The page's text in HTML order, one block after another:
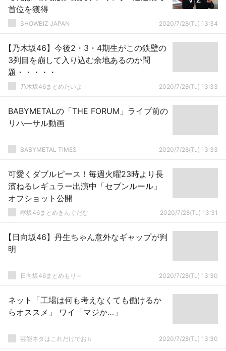
首位を獲得
SHOWBIZ JAPAN 2020/7/28(Tu) 13:34
【乃木坂46】今後2・3・4期生がこの鉄壁の
3列目を崩して入り込む余地あるのか問
題・・・・・
乃木坂46まとめたいよ 2020/7/28(Tu) 13:33
BABYMETALの「THE FORUM」ライブ前の
リハ―サル動画
BABYMETAL TIMES 2020/7/28(Tu) 13:33
可愛くダブルピース！毎週火曜23時より長
濱ねるレギュラー出演中「セブンルール」
オフショット公開
欅坂46まとめきんぐだむ 2020/7/28(Tu) 13:31
【日向坂46】丹生ちゃん意外なギャップが判
明
日向坂46まとめもり～ 2020/7/28(Tu) 13:30
ネット「工場は何も考えなくても働けるか
らオススメ」 ワイ「マジか…」
芸能ネタはこれだけでおｋ 2020/7/28(Tu) 13:30